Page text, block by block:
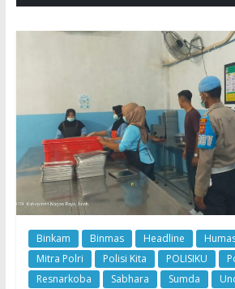
Binkam Binmas Headline
Mitra Polri
Polisi Kita POLISIKU
Resnarkoba
Sabhara Sumda